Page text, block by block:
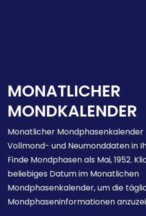
MONATLICHER
MONDKALENDER
Monatlicher
Vollmond- und Neumonddaten in
Finde Mondphasen als Mai, 1952.
beliebiges Datum im Monatlichen
Mondphasenkalender, um die
Mondphaseninformationen